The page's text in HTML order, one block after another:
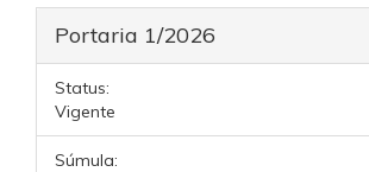
Portaria 1/2026
Status:
Vigente
Súmula: